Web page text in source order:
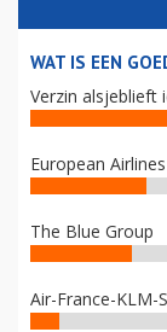
WAT IS EEN
Verzin alsjeblieft
European
The Blue Group
Air-France-KLM-